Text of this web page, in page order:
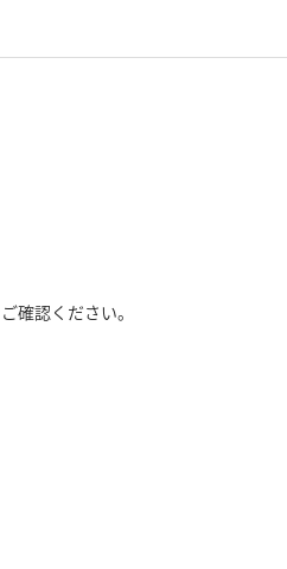
確認ください。